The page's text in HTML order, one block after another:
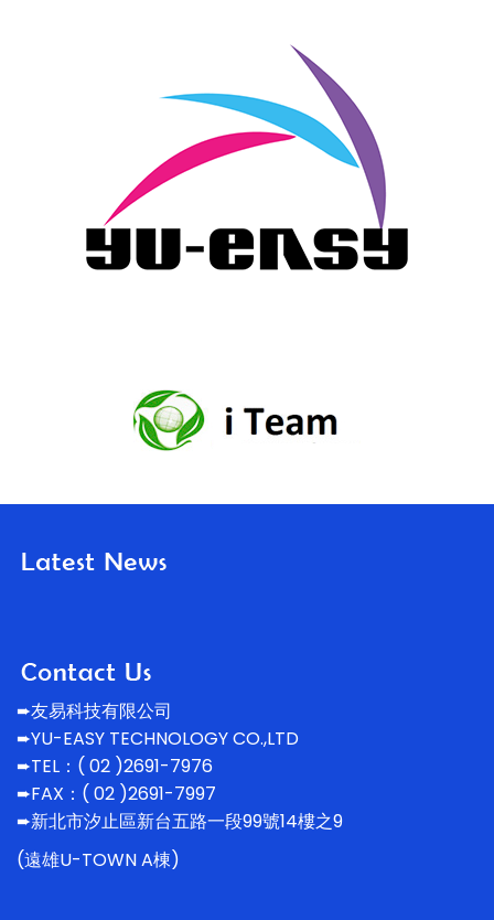
➨友易科技有限公司
➨YU-EASY TECHNOLOGY CO.,LTD
➨TEL：( 02 )2691-7976
➨FAX：( 02 )2691-7997
➨新北市汐止區新台五路一段99號14樓之9
(遠雄U-TOWN A棟)